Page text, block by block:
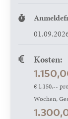
Kosten:
€ 1.150,--
Wochen,